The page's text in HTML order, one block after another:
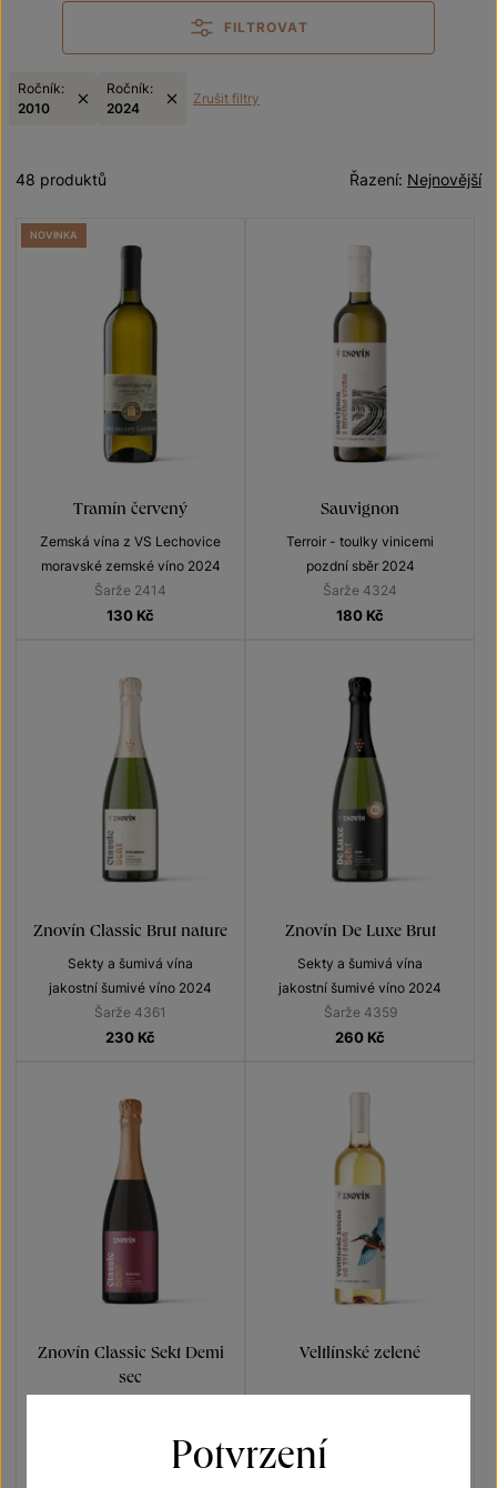
FILTROVAT
Ročník:
2010
Ročník:
2024
Zrušit filtry
Nejnovější
Řazení:
48 produktů
Tramín červený
Zemská vína z VS Lechovice
moravské zemské víno 2024
Šarže 2414
130 Kč
NOVINKA
Sauvignon
Terroir - toulky vinicemi
pozdní sběr 2024
Šarže 4324
180 Kč
Znovín Classic Brut nature
Sekty a šumivá vína
jakostní šumivé víno 2024
Šarže 4361
230 Kč
Znovín De Luxe Brut
Sekty a šumivá vína
jakostní šumivé víno 2024
Šarže 4359
260 Kč
Znovín Classic Sekt Demi
sec
Veltlínské zelené
pozdní sběr 2024
Potvrzení